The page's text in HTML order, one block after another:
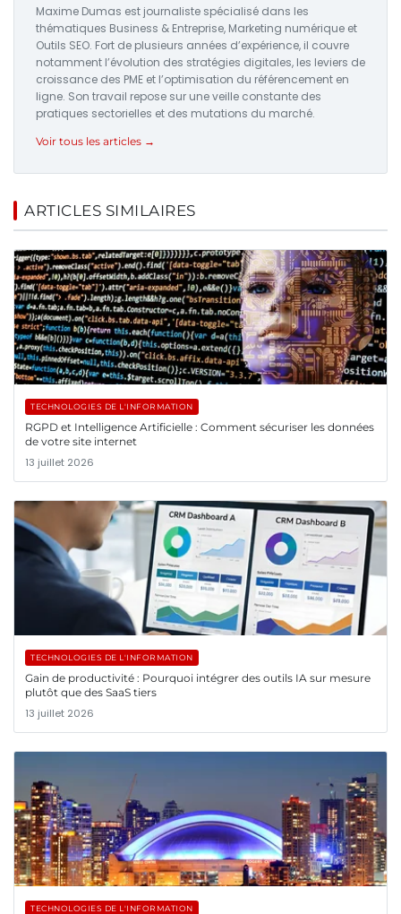
Maxime Dumas est journaliste spécialisé dans les
thématiques Business & Entreprise, Marketing numérique et
Outils SEO. Fort de plusieurs années d’expérience, il couvre
notamment l’évolution des stratégies digitales, les leviers de
croissance des PME et l’optimisation du référencement en
ligne. Son travail repose sur une veille constante des
pratiques sectorielles et des mutations du marché.
Voir tous les articles →
ARTICLES SIMILAIRES
TECHNOLOGIES DE L'INFORMATION
RGPD et Intelligence Artificielle : Comment sécuriser les données
de votre site internet
13 juillet 2026
TECHNOLOGIES DE L'INFORMATION
Gain de productivité : Pourquoi intégrer des outils IA sur mesure
plutôt que des SaaS tiers
13 juillet 2026
TECHNOLOGIES DE L'INFORMATION